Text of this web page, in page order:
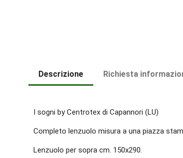
Descrizione Richiesta
I sogni by Centrotex di Capannori (LU)
Completo lenzuolo misura a una piazza
Lenzuolo per sopra cm. 150x290.